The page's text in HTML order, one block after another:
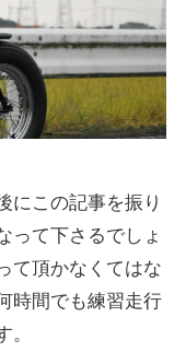
にこの記事を振り
って下さるでしょ
て頂かなくてはな
時間でも練習走行